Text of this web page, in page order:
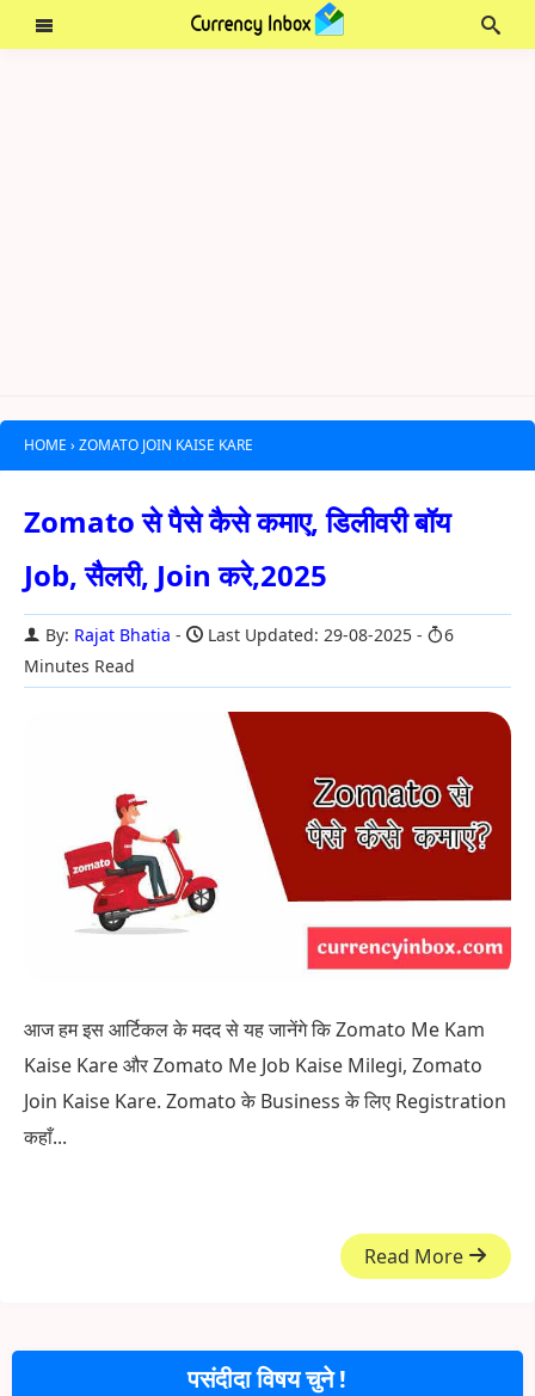
HOME › ZOMATO JOIN KAISE KARE
Zomato से पैसे कैसे कमाए, डिलीवरी बॉय
Job, सैलरी, Join करे,2025
By: Rajat Bhatia Last Updated: 29-08-2025
6
Minutes Read
आज हम इस आर्टिकल के मदद से यह जानेंगे कि Zomato Me Kam
Kaise Kare और Zomato Me Job Kaise Milegi, Zomato
Join Kaise Kare. Zomato के Business के लिए Registration
कहाँ...
Read More
पसंदीदा विषय चुने !